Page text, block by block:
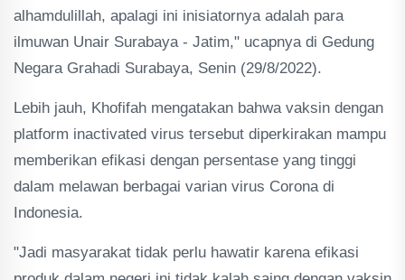
alhamdulillah, apalagi ini inisiatornya adalah para
ilmuwan Unair Surabaya - Jatim," ucapnya di Gedung
Negara Grahadi Surabaya, Senin (29/8/2022).
Lebih jauh, Khofifah mengatakan bahwa vaksin dengan
platform inactivated virus tersebut diperkirakan mampu
memberikan efikasi dengan persentase yang tinggi
dalam melawan berbagai varian virus Corona di
Indonesia.
"Jadi masyarakat tidak perlu hawatir karena efikasi